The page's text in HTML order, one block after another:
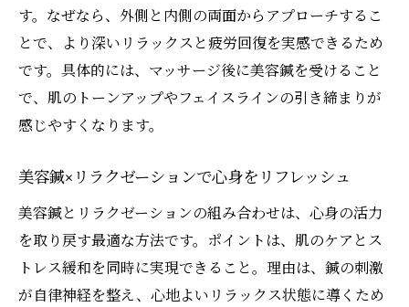
す。なぜなら、外側と内側の両面からアプローチするこ
とで、より深いリラックスと疲労回復を実感できるため
です。具体的には、マッサージ後に美容鍼を受けること
で、肌のトーンアップやフェイスラインの引き締まりが
感じやすくなります。
美容鍼×リラクゼーションで心身をリフレッシュ
美容鍼とリラクゼーションの組み合わせは、心身の活力
を取り戻す最適な方法です。ポイントは、肌のケアとス
トレス緩和を同時に実現できること。理由は、鍼の刺激
が自律神経を整え、心地よいリラックス状態に導くため